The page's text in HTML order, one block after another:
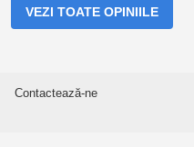
VEZI TOATE OPINIILE
Contactează-ne